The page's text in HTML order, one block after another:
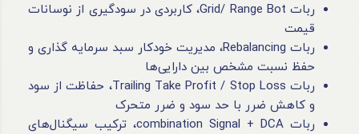
ربات Grid/ Range Bot، کاربردی در سودگیری از نوسانات
قیمت
ربات Rebalancing، مدیریت خودکار سبد سرمایه گذاری و
حفظ نسبت مشخص بین دارایی‌ها
ربات Trailing Take Profit / Stop Loss، حفاظت از سود
و کاهش ضرر با حد سود و ضرر متحرک
ربات combination Signal + DCA، ترکیب سیگنال‌های